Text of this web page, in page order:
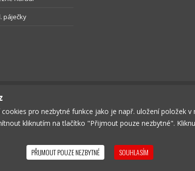
páječky
KONTAKT OBCHODNÍ PODMÍNKY SOUKROMÍ KOŠÍK
pro nezbytné funkce jako je např. uložení položek
kliknutím na tlačítko "Přijmout pouze nezbytné".
PŘIJMOUT POUZE NEZBYTNÉ SOUHLASÍM